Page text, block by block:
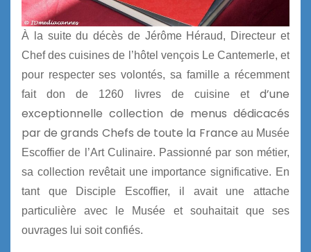
À la suite du décès de Jérôme Héraud, Directeur et
Chef des cuisines de l’hôtel vençoisLe Cantemerle, et
pour respecter ses volontés, sa famille a récemment
fait don de 1260 livres de cuisine et d’une
exceptionnelle collection de menus dédicacés
par de grands Chefs de toute la France au Musée
Escoffier de l’Art Culinaire. Passionné par son métier,
sa collection revêtait une importance significative. En
tant que Disciple Escoffier, il avait une attache
particulière avec le Musée et souhaitait que ses
ouvrages lui soit confiés.